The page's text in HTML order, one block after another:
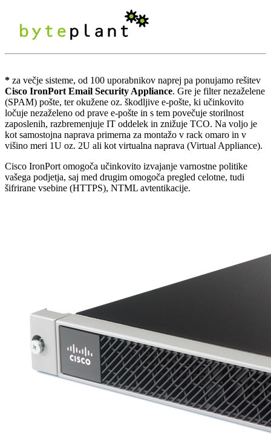
* za večje sisteme, od 100 uporabnikov naprej pa ponujamo rešitev
Cisco IronPort Email Security Appliance. Gre je filter nezaželene
(SPAM) pošte, ter okužene oz. škodljive e-pošte, ki učinkovito
ločuje nezaželeno od prave e-pošte in s tem povečuje storilnost
zaposlenih, razbremenjuje IT oddelek in znižuje TCO. Na voljo je
kot samostojna naprava primerna za montažo v rack omaro in v
višino meri 1U oz. 2U ali kot virtualna naprava (Virtual Appliance).
Cisco IronPort omogoča učinkovito izvajanje varnostne politike
vašega podjetja, saj med drugim omogoča pregled celotne, tudi
šifrirane vsebine (HTTPS), NTML avtentikacije.